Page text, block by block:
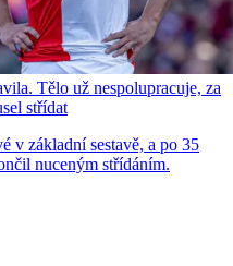
Tělo už nespolupracuje, za
střídat
v základní sestavě, a po 35
nuceným střídáním.